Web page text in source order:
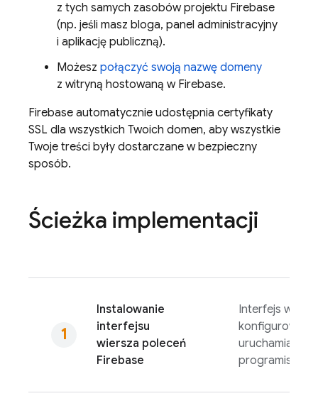
z tych samych zasobów projektu Firebase
(np. jeśli masz bloga, panel administracyjny
i aplikację publiczną).
Możesz połączyć swoją nazwę domeny
z witryną hostowaną w Firebase.
Firebase automatycznie udostępnia certyfikaty
SSL dla wszystkich Twoich domen, aby wszystkie
Twoje treści były dostarczane w bezpieczny
sposób.
Ścieżka implementacji
Instalowanie
interfejsu
wiersza poleceń
Firebase
Interfejs
uruchamianie